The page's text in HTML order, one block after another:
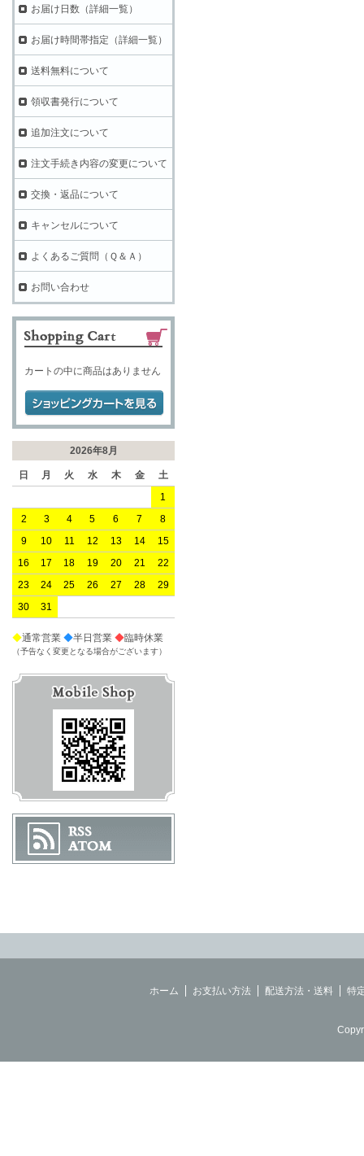
お届け日数（詳細一覧）
お届け時間帯指定（詳細一覧）
送料無料について
領収書発行について
追加注文について
注文手続き内容の変更について
交換・返品について
キャンセルについて
よくあるご質問（Ｑ＆Ａ）
お問い合わせ
カートの中に商品はありません
2026年8月
日 月 火 水 木 金
土
1
2
3 4 5 6 7
8
9
10 11 12 13 14
15
16
17 18 19 20 21
22
23
24 25 26 27 28
29
30
31
◆通常営業 ◆半日営業 ◆臨時休業
（予告なく変更となる場合がございます）
ホーム お支払い方法 配送方法・送料 特